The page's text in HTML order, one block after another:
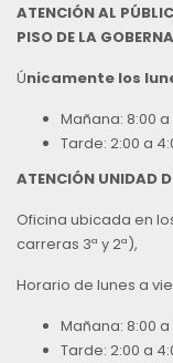
ATENCIÓN AL
PISO DE LA
Únicamente los
Mañana: 8:00 a
Tarde: 2:00 a
ATENCIÓN UNIDAD
Oficina ubicada en
carreras 3ª y 2ª),
Horario de lunes a
Mañana: 8:00 a
Tarde: 2:00 a